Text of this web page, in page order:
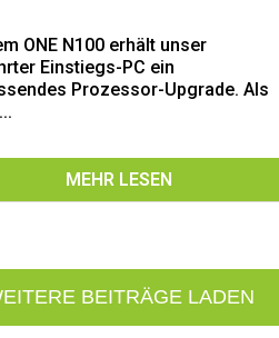
ONE N100 erhält unser
Einstiegs-PC ein
Prozessor-Upgrade. Als
MEHR LESEN
BEITRÄGE LADEN